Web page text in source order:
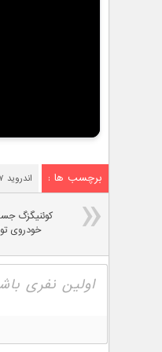
برچسب ها : اندروید ۱۷
کوئنیگزگ